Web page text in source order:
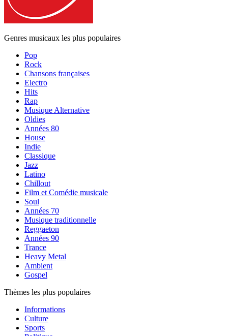
Genres musicaux les plus populaires
Pop
Rock
Chansons françaises
Electro
Hits
Rap
Musique Alternative
Oldies
Années 80
House
Indie
Classique
Jazz
Latino
Chillout
Film et Comédie musicale
Soul
Années 70
Musique traditionnelle
Reggaeton
Années 90
Trance
Heavy Metal
Ambient
Gospel
Thèmes les plus populaires
Informations
Culture
Sports